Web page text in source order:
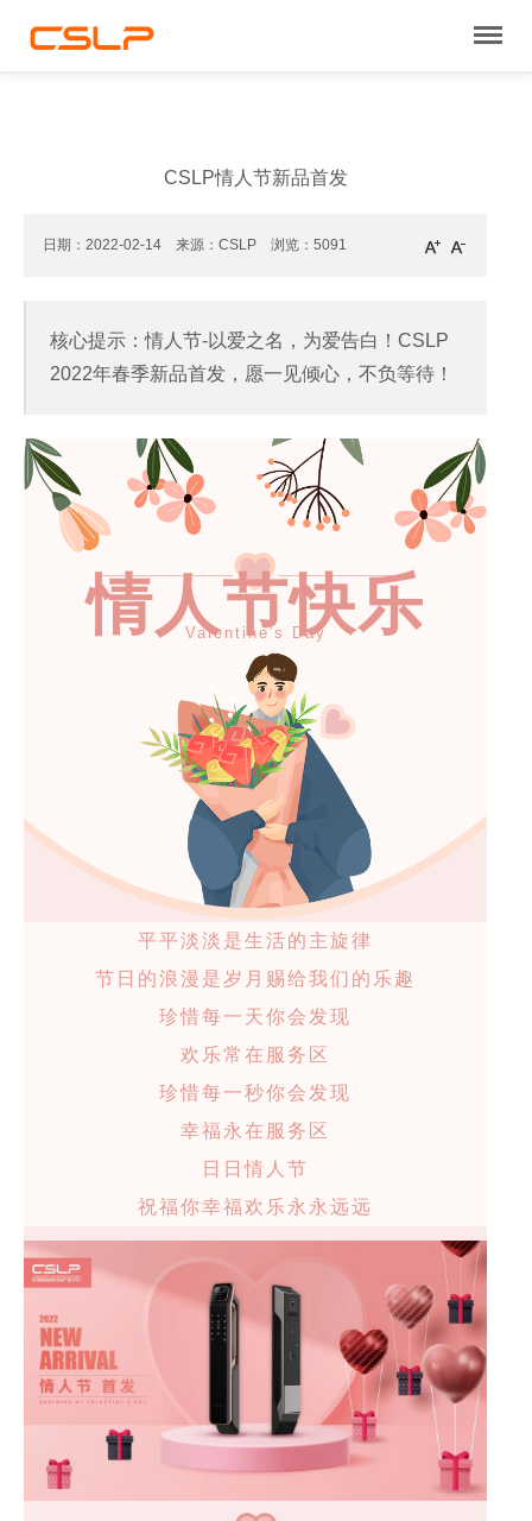
CSLP情人节新品首发
日期：2022-02-14 来源：CSLP 浏览： 5091
核心提示：情人节-以爱之名，为爱告白！CSLP
2022年春季新品首发，愿一见倾心，不负等待！
情人节快乐
Valentine's Day
平平淡淡是生活的主旋律
节日的浪漫是岁月赐给我们的乐趣
珍惜每一天你会发现
欢乐常在服务区
珍惜每一秒你会发现
幸福永在服务区
日日情人节
祝福你幸福欢乐永永远远